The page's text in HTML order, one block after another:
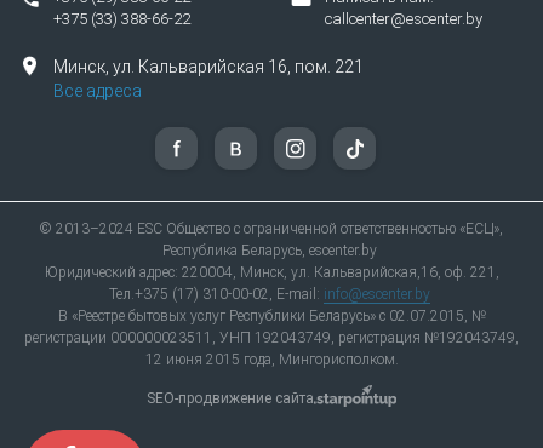
антистатической защитой (ESD protected
area).
Более 120 точек приема в 30 городах.
рекомендуем перенести важные данные на
компьютер или флешку, даже при
незначительной поломке возможна полная
потеря внутренней памяти. Также рекомендуем
временно отключить пароль, установленный на
устройстве, для удобной и быстрой работы
мастера.
«Единый сервисный центр» — это
сертифицированный ремонт телефонов и
планшетов «Нокиа» и европейский уровень
обслуживания клиентов.
+375 (33) 388-66-22
callcenter@escenter.by
Минск, ул. Кальварийская 16, пом. 221
Все адреса
© 2013–2024 ESC Общество с ограниченной ответственностью «ЕСЦ»,
Республика Беларусь, escenter.by
Юридический адрес: 220004, Минск, ул. Кальварийская,16, оф. 221,
Тел.+375 (17) 310-00-02, E-mail: info@escenter.by
В «Реестре бытовых услуг Республики Беларусь» с 02.07.2015, №
регистрации 000000023511, УНП 192043749, регистрация №192043749,
12 июня 2015 года, Мингорисполком.
SEO-продвижение сайта